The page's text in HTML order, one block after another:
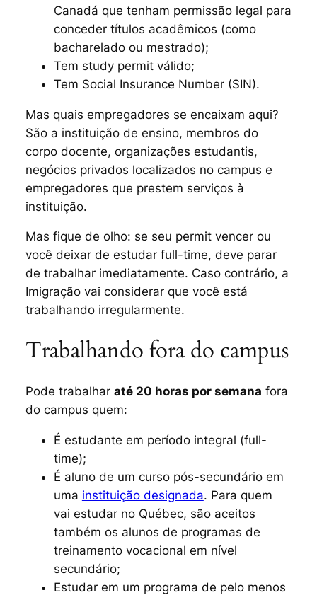
Canadá que tenham permissão legal para
conceder títulos acadêmicos (como
bacharelado ou mestrado);
Tem study permitválido;
Tem Social Insurance Number(SIN).
Mas quais empregadores se encaixam aqui?
São a instituição de ensino, membros do
corpo docente, organizações estudantis,
negócios privados localizados no campus e
empregadores que prestem serviços à
instituição.
Mas fique de olho: se seu permitvencer ou
você deixar de estudar full-time, deve parar
de trabalhar imediatamente. Caso contrário, a
Imigração vai considerar que você está
trabalhando irregularmente.
Trabalhando fora do campus
Pode trabalhar até 20 horas por semana fora
do campus quem:
É estudante em período integral (full-
time);
É aluno de um curso pós-secundário em
uma instituição designada. Para quem
vai estudar no Québec, são aceitos
também os alunos de programas de
treinamento vocacional em nível
secundário;
Estudar em um programa de pelo menos